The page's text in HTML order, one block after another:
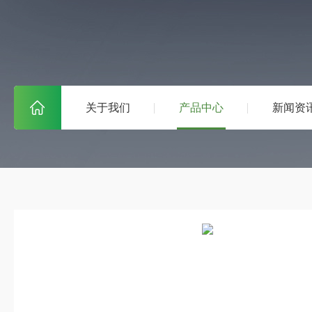
关于我们 产品中心 新闻资